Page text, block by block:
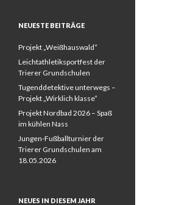
NEUESTE BEITRÄGE
Projekt „Weißhauswald“
Leichtathletiksportfest der
Trierer Grundschulen
Tugenddetektive unterwegs –
Projekt „Wirklich klasse“
Projekt Nordbad 2026 – Spaß
im kühlen Nass
Jungen-Fußballturnier der
Trierer Grundschulen am
18.05.2026
NEUES IN DIESEM JAHR